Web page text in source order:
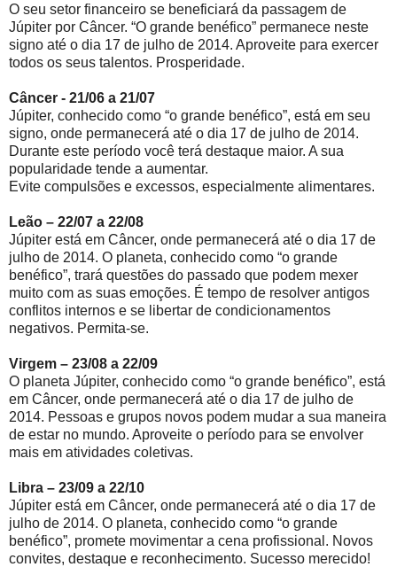
O seu setor financeiro se beneficiará da passagem de
Júpiter por Câncer. “O grande benéfico” permanece neste
signo até o dia 17 de julho de 2014. Aproveite para exercer
todos os seus talentos. Prosperidade.
Câncer - 21/06 a 21/07
Júpiter, conhecido como “o grande benéfico”, está em seu
signo, onde permanecerá até o dia 17 de julho de 2014.
Durante este período você terá destaque maior. A sua
popularidade tende a aumentar.
Evite compulsões e excessos, especialmente alimentares.
Leão – 22/07 a 22/08
Júpiter está em Câncer, onde permanecerá até o dia 17 de
julho de 2014. O planeta, conhecido como “o grande
benéfico”, trará questões do passado que podem mexer
muito com as suas emoções. É tempo de resolver antigos
conflitos internos e se libertar de condicionamentos
negativos. Permita-se.
Virgem – 23/08 a 22/09
O planeta Júpiter, conhecido como “o grande benéfico”, está
em Câncer, onde permanecerá até o dia 17 de julho de
2014. Pessoas e grupos novos podem mudar a sua maneira
de estar no mundo. Aproveite o período para se envolver
mais em atividades coletivas.
Libra – 23/09 a 22/10
Júpiter está em Câncer, onde permanecerá até o dia 17 de
julho de 2014. O planeta, conhecido como “o grande
benéfico”, promete movimentar a cena profissional. Novos
convites, destaque e reconhecimento. Sucesso merecido!